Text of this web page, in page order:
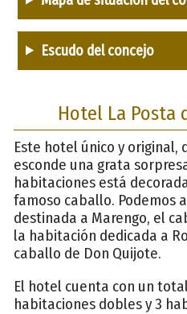
Escudo del concejo
Hotel La Posta
Este hotel único y original,
esconde una grata
habitaciones está
famoso caballo. Podemos
destinada a Marengo, el
la habitación dedicada a
caballo de Don Quijote.
El hotel cuenta con un
habitaciones dobles y 3